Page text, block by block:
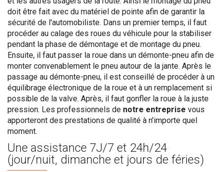
doit être fait avec du matériel de pointe afin de garantir la
sécurité de l'automobiliste. Dans un premier temps, il faut
procéder au calage des roues du véhicule pour la stabiliser
pendant la phase de démontage et de montage du pneu.
Ensuite, il faut passer la roue dans un démonte-pneu afin de
monter convenablement le pneu autour de la jante. Après le
passage au démonte-pneu, il est conseillé de procéder à un
équilibrage électronique de la roue et à un remplacement si
possible de la valve. Après, il faut gonfler la roue à la juste
pression. Les professionnels de notre entreprise vous
apporteront des prestations de qualité à n'importe quel
moment.
Une assistance 7J/7 et 24h/24
(jour/nuit, dimanche et jours de féries)